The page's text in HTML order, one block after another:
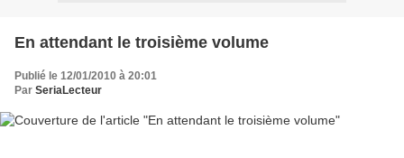
En attendant le troisième volume
Publié le 12/01/2010 à 20:01
Par SeriaLecteur